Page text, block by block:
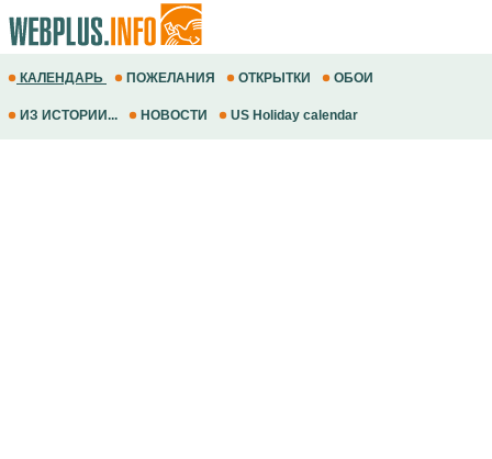
КАЛЕНДАРЬ ПОЖЕЛАНИЯ ОТКРЫТКИ ОБОИ
ИЗ ИСТОРИИ... НОВОСТИ US Holiday calendar